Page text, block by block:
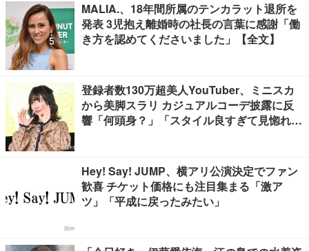
MALIA.、18年間所属のテンカラット退所を
発表 3児抱え離婚時の社長の言葉に感謝「働
き方を認めてくださいました」【全文】
登録者数130万超美人YouTuber、ミニスカ
から美脚スラリ カジュアルコーデ披露に反
響「何頭身？」「スタイル良すぎて見惚れ
Hey! Say! JUMP、横アリ公演決定でファン
歓喜 チケット価格にも注目集まる「激ア
ツ」「平成に戻ったみたい」